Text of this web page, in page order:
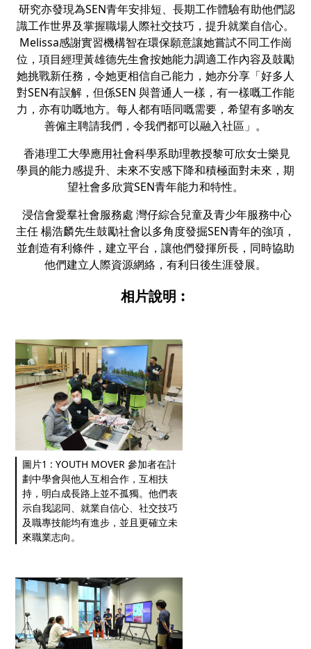
研究亦發現為SEN青年安排短、長期工作體驗有助他們認
識工作世界及掌握職場人際社交技巧，提升就業自信心。
Melissa感謝實習機構智在環保願意讓她嘗試不同工作崗
位，項目經理黃雄德先生會按她能力調適工作內容及鼓勵
她挑戰新任務，令她更相信自己能力，她亦分享「好多人
對SEN有誤解，但係SEN 與普通人一樣，有一樣嘅工作能
力，亦有叻嘅地方。每人都有唔同嘅需要，希望有多啲友
善僱主聘請我們，令我們都可以融入社區」。
香港理工大學應用社會科學系助理教授黎可欣女士樂見
學員的能力感提升、未來不安感下降和積極面對未來，期
望社會多欣賞SEN青年能力和特性。
浸信會愛羣社會服務處 灣仔綜合兒童及青少年服務中心
主任 楊浩麟先生鼓勵社會以多角度發掘SEN青年的強項，
並創造有利條件，建立平台，讓他們發揮所長，同時協助
他們建立人際資源網絡，有利日後生涯發展。
相片說明︰
圖片1 : YOUTH MOVER 參加者在計
劃中學會與他人互相合作，互相扶
持，明白成長路上並不孤獨。他們表
示自我認同、就業自信心、社交技巧
及職專技能均有進步，並且更確立未
來職業志向。